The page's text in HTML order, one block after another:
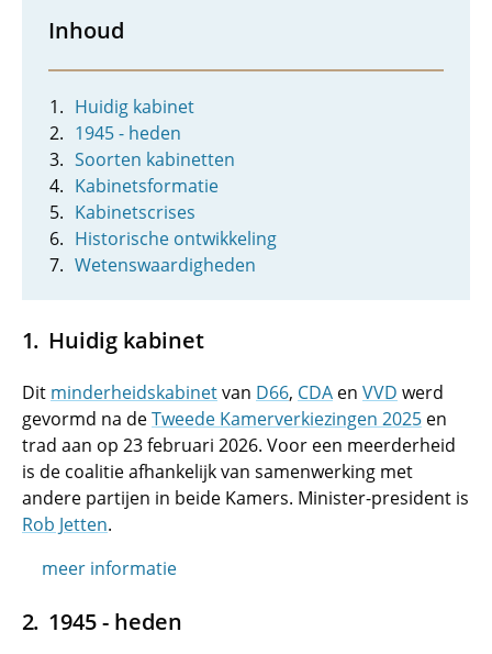
Inhoud
Huidig kabinet
1945 - heden
Soorten kabinetten
Kabinetsformatie
Kabinetscrises
Historische ontwikkeling
Wetenswaardigheden
Huidig kabinet
Dit minderheidskabinetvan D66, CDA en VVD werd
gevormd na deTweede Kamerverkiezingen 2025 en
trad aan op 23 februari 2026. Voor een meerderheid
is de coalitie afhankelijk van samenwerking met
andere partijen in beide Kamers. Minister-president is
Rob Jetten.
meer informatie
1945 - heden